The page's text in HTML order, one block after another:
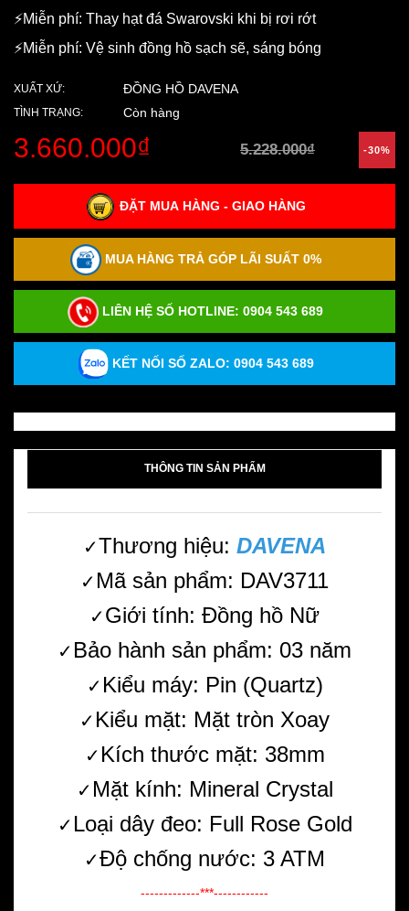
⚡️Miễn phí: Thay hạt đá Swarovski khi bị rơi rớt
⚡️Miễn phí: Vệ sinh đồng hồ sạch sẽ, sáng bóng
XUẤT XỨ: ĐỒNG HỒ DAVENA
TÌNH TRẠNG: Còn hàng
3.660.000₫ 5.228.000₫ -30%
ĐẶT MUA HÀNG - GIAO HÀNG
MUA HÀNG TRẢ GÓP LÃI SUẤT 0%
LIÊN HỆ SỐ HOTLINE: 0904 543 689
KẾT NỐI SỐ ZALO: 0904 543 689
THÔNG TIN SẢN PHẨM
✓Thương hiệu: DAVENA
✓ Mã sản phẩm: DAV3711
✓Giới tính: Đồng hồ Nữ
✓ Bảo hành sản phẩm: 03 năm
✓ Kiểu máy: Pin (Quartz)
✓ Kiểu mặt: Mặt tròn Xoay
✓ Kích thước mặt: 38mm
✓ Mặt kính: Mineral Crystal
✓ Loại dây đeo: Full Rose Gold
✓Độ chống nước: 3 ATM
-------------***------------